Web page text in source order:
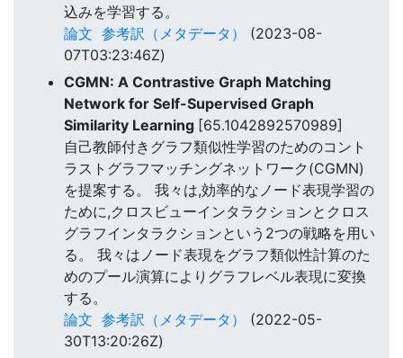
込みを学習する。
論文 参考訳（メタデータ）
(2023-08-
07T03:23:46Z)
CGMN: A Contrastive Graph Matching
Network for Self-Supervised Graph
Similarity Learning [65.1042892570989]
自己教師付きグラフ類似性学習のためのコント
ラストグラフマッチングネットワーク(CGMN)
を提案する。 我々は,効率的なノード表現学習の
ために,クロスビューインタラクションとクロス
グラフインタラクションという2つの戦略を用い
る。 我々はノード表現をグラフ類似性計算のた
めのプール演算によりグラフレベル表現に変換
する。
論文 参考訳（メタデータ）
(2022-05-
30T13:20:26Z)